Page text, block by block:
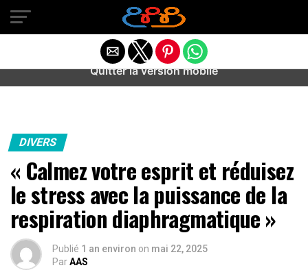
Warning
: preg_match(): Unknown modifier '/' in
/home/u589487443/domains/aideanxietestress.fr/
content/plugins/idev-post-views/includes/class-bots.php
DIVERS
« Calmez votre esprit et réduisez
le stress avec la puissance de la
respiration diaphragmatique »
Publié 1 an environ on mai 22, 2025
ParAAS
Quitter la version mobile